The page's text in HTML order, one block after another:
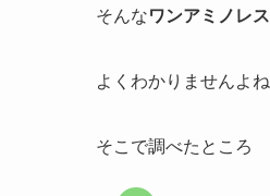
そんなワンアミノレ
よくわかりませんよね
そこで調べたところ